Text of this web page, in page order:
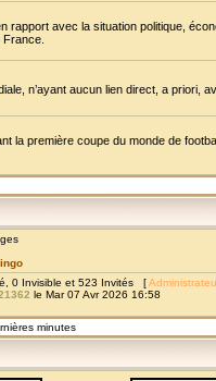
rapport avec la situation politique,
n’ayant aucun lien direct, a priori,
la première coupe du monde de
0 Invisible et 523 Invités [
le Mar 07 Avr 2026 16:58
minutes